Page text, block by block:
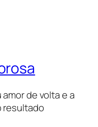
de volta e a
resultado